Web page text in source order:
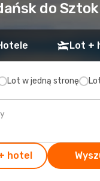
do
Lot +
Lot w jedną stronę
hotel